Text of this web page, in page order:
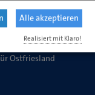
Ostfriesland
Alle akzeptieren
Realisiert mit Klaro!